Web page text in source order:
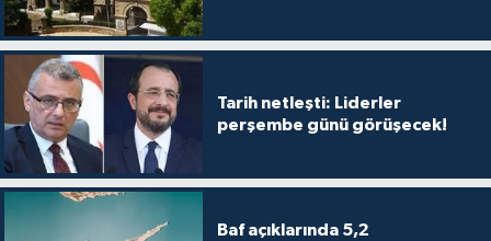
Tarih netleşti: Liderler
perşembe günü görüşecek!
Baf açıklarında 5,2